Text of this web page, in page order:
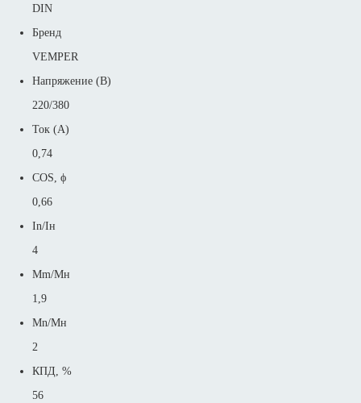
DIN
Бренд
VEMPER
Напряжение (В)
220/380
Ток (А)
0,74
COS, ϕ
0,66
In/Iн
4
Mm/Mн
1,9
Mn/Mн
2
КПД, %
56